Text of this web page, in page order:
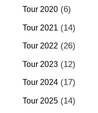
Tour 2020(6)
Tour 2021(14)
Tour 2022(26)
Tour 2023(12)
Tour 2024(17)
Tour 2025(14)